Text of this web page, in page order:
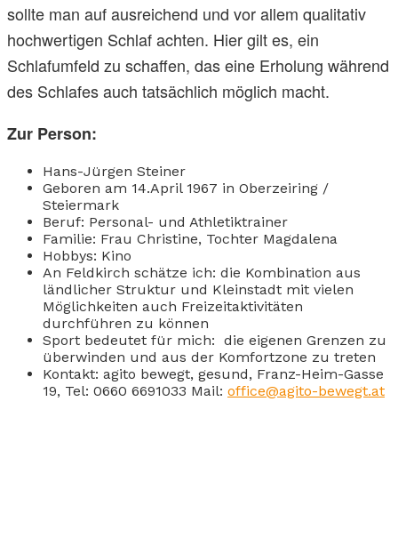
sollte man auf ausreichend und vor allem qualitativ
hochwertigen Schlaf achten. Hier gilt es, ein
Schlafumfeld zu schaffen, das eine Erholung während
des Schlafes auch tatsächlich möglich macht.
Zur Person:
Hans-Jürgen Steiner
Geboren am 14.April 1967 in Oberzeiring /
Steiermark
Beruf: Personal- und Athletiktrainer
Familie: Frau Christine, Tochter Magdalena
Hobbys: Kino
An Feldkirch schätze ich: die Kombination aus
ländlicher Struktur und Kleinstadt mit vielen
Möglichkeiten auch Freizeitaktivitäten
durchführen zu können
Sport bedeutet für mich: die eigenen Grenzen zu
überwinden und aus der Komfortzone zu treten
Kontakt: agito bewegt, gesund, Franz-Heim-Gasse
19, Tel: 0660 6691033 Mail: office@agito-bewegt.at